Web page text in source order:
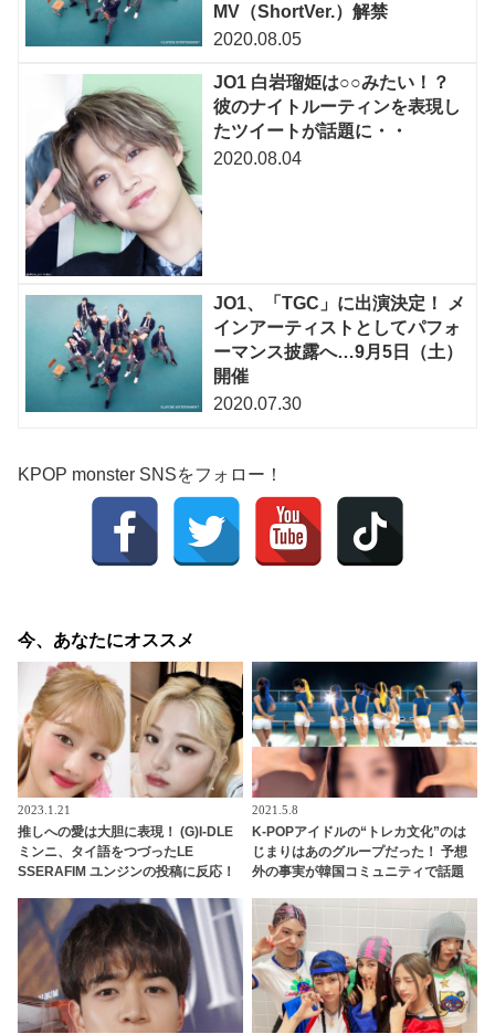
MV（ShortVer.）解禁
2020.08.05
JO1 白岩瑠姫は○○みたい！？
彼のナイトルーティンを表現し
たツイートが話題に・・
2020.08.04
JO1、「TGC」に出演決定！ メ
インアーティストとしてパフォ
ーマンス披露へ…9⽉5日（⼟）
開催
2020.07.30
KPOP monster SNSをフォロー！
今、あなたにオススメ
2023.1.21
推しへの愛は大胆に表現！ (G)I-DLE
ミンニ、タイ語をつづったLE
SSERAFIM ユンジンの投稿に反応！
いらしい
2021.5.8
K-POPアイドルの“トレカ文化”のは
じまりはあのグループだった！ 予想
外の事実が韓国コミュニティで話題
プとは？